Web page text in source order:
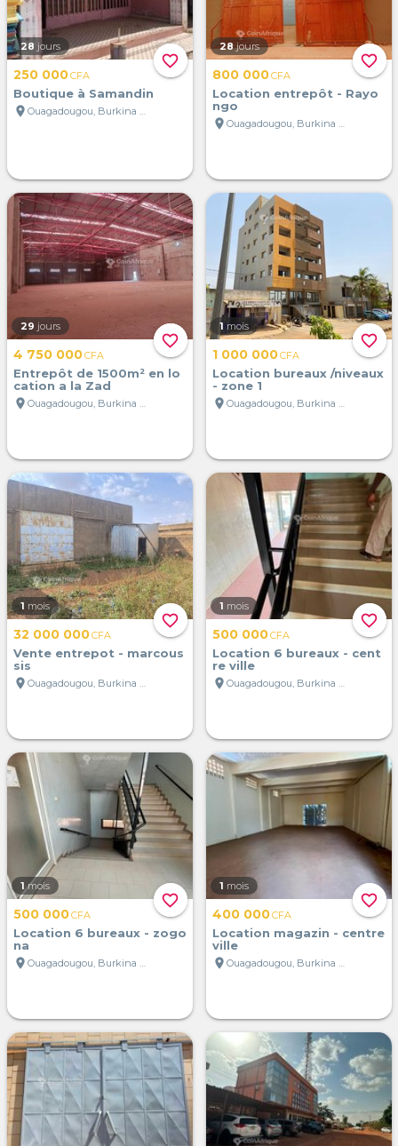
favorite_border
28 jours
250 000CFA
Boutique à Samandin
location_on
Ouagadougou, Burkina Faso
favorite_border
28 jours
800 000CFA
Location entrepôt - Rayo
ngo
location_on
Ouagadougou, Burkina Faso
favorite_border
29 jours
4 750 000CFA
Entrepôt de 1500m² en lo
cation a la Zad
location_on
Ouagadougou, Burkina Faso
favorite_border
1 mois
1 000 000CFA
Location bureaux /niveaux
- zone 1
location_on
Ouagadougou, Burkina Faso
favorite_border
1 mois
32 000 000CFA
Vente entrepot - marcous
sis
location_on
Ouagadougou, Burkina Faso
favorite_border
1 mois
500 000CFA
Location 6 bureaux - cent
re ville
location_on
Ouagadougou, Burkina Faso
favorite_border
1 mois
500 000CFA
Location 6 bureaux - zogo
na
location_on
Ouagadougou, Burkina Faso
favorite_border
1 mois
400 000CFA
Location magazin - centre
ville
location_on
Ouagadougou, Burkina Faso